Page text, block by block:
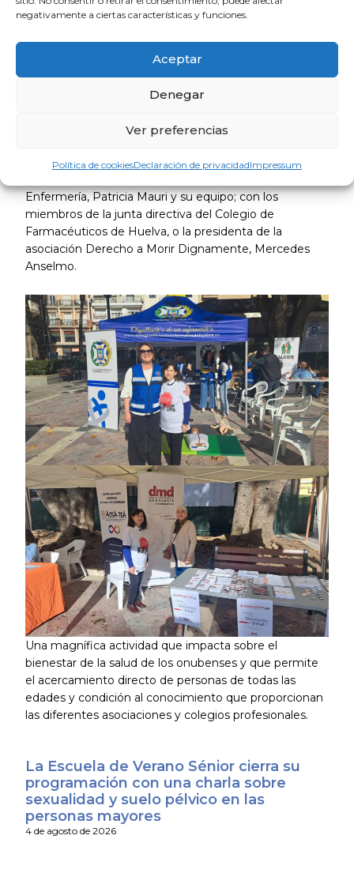
negativamente a ciertas características y funciones.
Aceptar
Denegar
Ver preferencias
Política de cookiesDeclaración de privacidadImpressum
Ramblado, ha mantenido encuentros con los
actividad divulgativa dirigida a la ciudadanía. Entre ellos,
Enfermería, Patricia Mauri y su equipo; con los
miembros de la junta directiva del Colegio de
Farmacéuticos de Huelva, o la presidenta de la
asociación Derecho a Morir Dignamente, Mercedes
Anselmo.
Una magnífica actividad que impacta sobre el
bienestar de la salud de los onubenses y que permite
el acercamiento directo de personas de todas las
edades y condición al conocimiento que proporcionan
las diferentes asociaciones y colegios profesionales.
La Escuela de Verano Sénior cierra su
programación con una charla sobre
sexualidad y suelo pélvico en las
personas mayores
4 de agosto de 2026